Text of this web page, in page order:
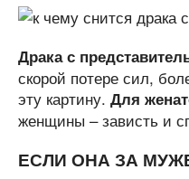
Драка с
скорой потере сил,
эту картину. Для
женщины – зависть и
ЕСЛИ ОНА ЗА